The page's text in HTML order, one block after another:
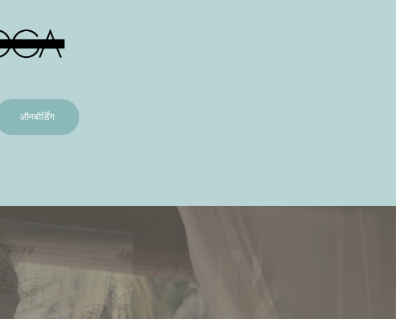
ऑनबोर्डिंग